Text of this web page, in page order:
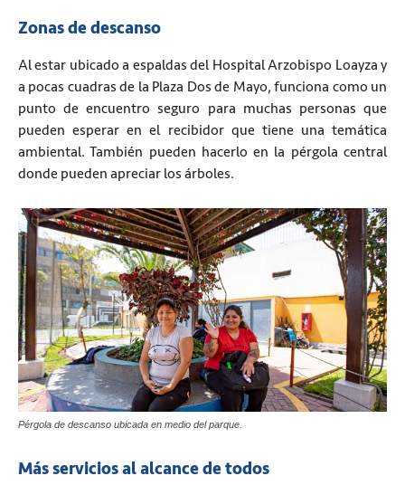
Zonas de descanso
Al estar ubicado a espaldas del Hospital Arzobispo Loayza y
a pocas cuadras de la Plaza Dos de Mayo, funciona como un
punto de encuentro seguro para muchas personas que
pueden esperar en el recibidor que tiene una temática
ambiental. También pueden hacerlo en la pérgola central
donde pueden apreciar los árboles.
Pérgola de descanso ubicada en medio del parque.
Más servicios al alcance de todos